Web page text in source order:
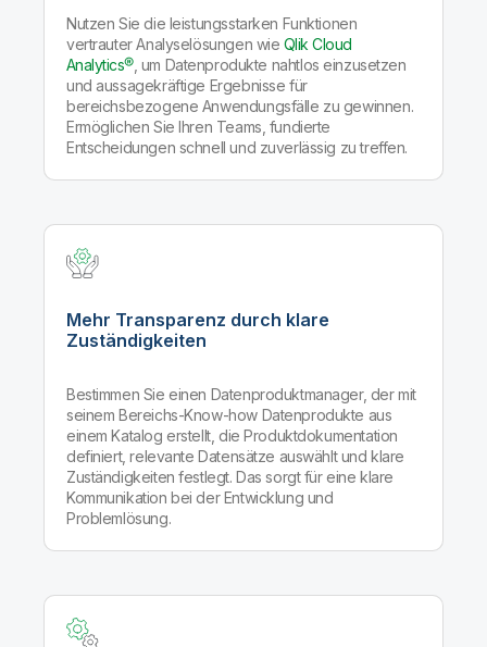
Nutzen Sie die leistungsstarken Funktionen
vertrauter Analyselösungen wie Qlik Cloud
Analytics®, um Datenprodukte nahtlos einzusetzen
und aussagekräftige Ergebnisse für
bereichsbezogene Anwendungsfälle zu gewinnen.
Ermöglichen Sie Ihren Teams, fundierte
Entscheidungen schnell und zuverlässig zu treffen.
Mehr Transparenz durch klare
Zuständigkeiten
Bestimmen Sie einen Datenproduktmanager, der mit
seinem Bereichs-Know-how Datenprodukte aus
einem Katalog erstellt, die Produktdokumentation
definiert, relevante Datensätze auswählt und klare
Zuständigkeiten festlegt. Das sorgt für eine klare
Kommunikation bei der Entwicklung und
Problemlösung.